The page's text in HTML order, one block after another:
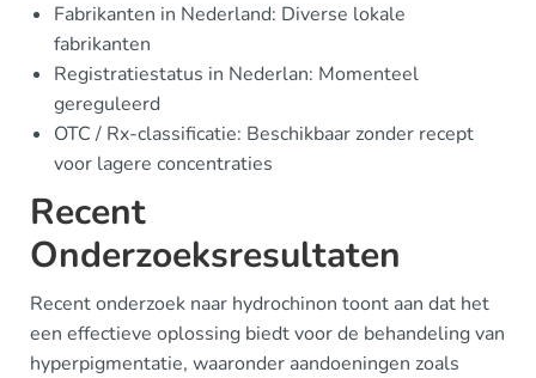
Fabrikanten in Nederland: Diverse lokale
fabrikanten
Registratiestatus in Nederlan: Momenteel
gereguleerd
OTC / Rx-classificatie: Beschikbaar zonder recept
voor lagere concentraties
Recent
Onderzoeksresultaten
Recent onderzoek naar hydrochinon toont aan dat het
een effectieve oplossing biedt voor de behandeling van
hyperpigmentatie, waaronder aandoeningen zoals